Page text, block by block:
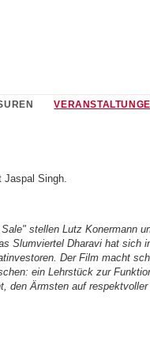
Singh.
stellen Lutz Konermann
Slumviertel Dharavi hat sich
Der Film macht
ein Lehrstück zur
den Ärmsten auf